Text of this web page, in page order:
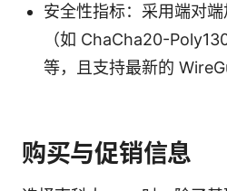
安全性指标：采用端对
（如 ChaCha20-
等，且支持最新的
购买与促销信息